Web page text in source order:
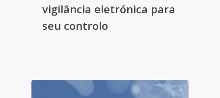
vigilância eletrónica para
seu controlo